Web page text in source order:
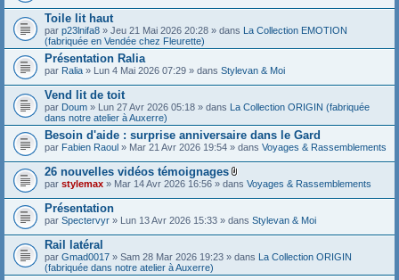
Toile lit haut
par p23lnifa8 » Jeu 21 Mai 2026 20:28 » dans La Collection EMOTION
(fabriquée en Vendée chez Fleurette)
Présentation Ralia
par Ralia » Lun 4 Mai 2026 07:29 » dans Stylevan & Moi
Vend lit de toit
par Doum » Lun 27 Avr 2026 05:18 » dans La Collection ORIGIN (fabriquée
dans notre atelier à Auxerre)
Besoin d'aide : surprise anniversaire dans le Gard
par Fabien Raoul » Mar 21 Avr 2026 19:54 » dans Voyages & Rassemblements
26 nouvelles vidéos témoignages
F
c
i
e
(
)
par stylemax » Mar 14 Avr 2026 16:56 » dans Voyages & Rassemblements
Présentation
par Spectervyr » Lun 13 Avr 2026 15:33 » dans Stylevan & Moi
Rail latéral
par Gmad0017 » Sam 28 Mar 2026 19:23 » dans La Collection ORIGIN
(fabriquée dans notre atelier à Auxerre)